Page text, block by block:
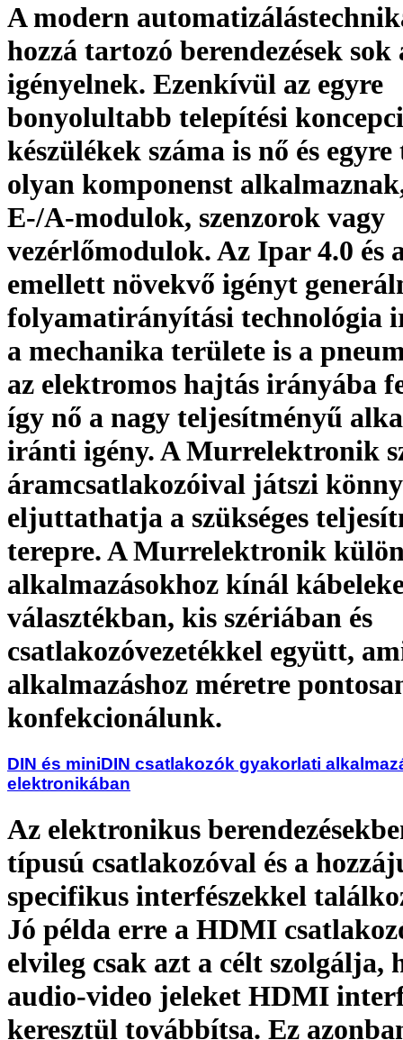
A modern
hozzá tartozó berendezések
igényelnek. Ezenkívül az egyre
bonyolultabb telepítési
készülékek száma is nő és
olyan komponenst
E-/A-modulok, szenzorok vagy
vezérlőmodulok. Az Ipar 4.0 és
emellett növekvő igényt
folyamatirányítási technológia
a mechanika területe is a
az elektromos hajtás irányába
így nő a nagy teljesítményű
iránti igény. A Murrelektronik
áramcsatlakozóival játszi
eljuttathatja a szükséges
terepre. A Murrelektronik
alkalmazásokhoz kínál
választékban, kis szériában és
csatlakozóvezetékkel együtt,
alkalmazáshoz méretre
konfekcionálunk.
DIN és miniDIN csatlakozók gyakorlati
elektronikában
Az elektronikus
típusú csatlakozóval és a
specifikus interfészekkel
Jó példa erre a HDMI
elvileg csak azt a célt szolgálja,
audio-video jeleket HDMI
keresztül továbbítsa. Ez